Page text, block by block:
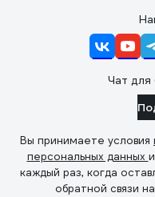
Чат для
Вы принимаете условия
персональных данных и
каждый раз, когда
обратной связи